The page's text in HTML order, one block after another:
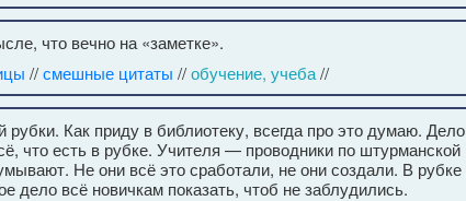
что вечно на «заметке».
//смешные цитаты //обучение, учеба//
Как приду в библиотеку, всегда про это думаю. Дело
что есть в рубке. Учителя — проводники по штурманской
Не они всё это сработали, не они создали. В рубке
дело всё новичкам показать, чтоб не заблудились.